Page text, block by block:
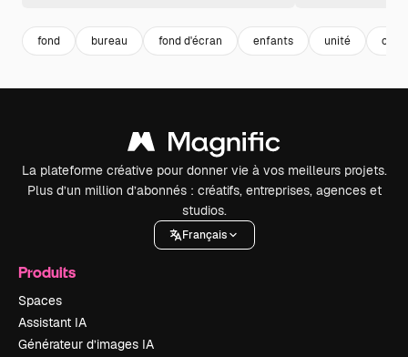
fond bureau fond d'écran enfants unité
La plateforme créative pour donner vie à vos meilleurs projets.
Plus d’un million d’abonnés : créatifs, entreprises, agences et
studios.
Français
Produits
Spaces
Assistant IA
Générateur d’images IA